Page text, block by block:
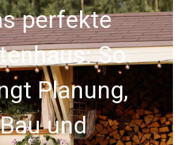
perfekte
So
Planung,
Bau und